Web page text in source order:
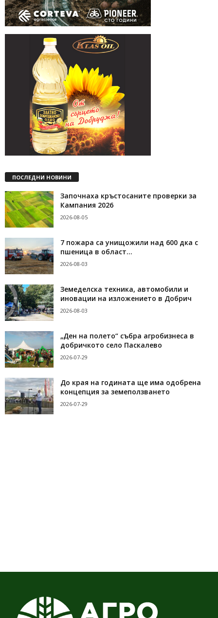
ПОСЛЕДНИ НОВИНИ
Започнаха кръстосаните проверки за
Кампания 2026
2026-08-05
7 пожара са унищожили над 600 дка с
пшеница в област...
2026-08-03
Земеделска техника, автомобили и
иновации на изложението в Добрич
2026-08-03
„Ден на полето“ събра агробизнеса в
добричкото село Паскалево
2026-07-29
До края на годината ще има одобрена
концепция за земеползването
2026-07-29